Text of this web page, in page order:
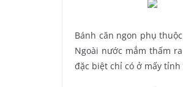
Bánh căn ngon phụ
Ngoài nước mắm thấm
đặc biệt chỉ có ở mấy